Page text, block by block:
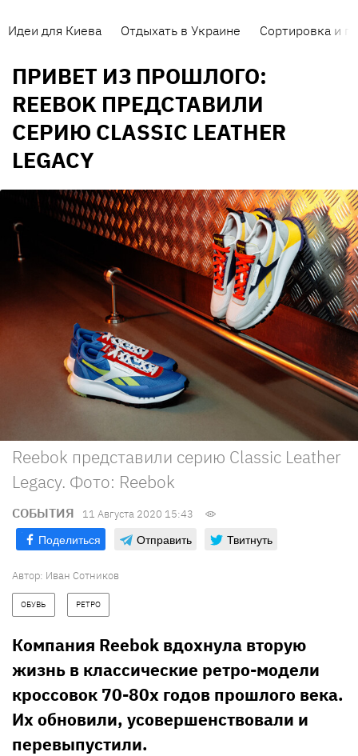
Идеи для Киева Отдыхать в Украине Сортировка и
ПРИВЕТ ИЗ ПРОШЛОГО:
REEBOK ПРЕДСТАВИЛИ
СЕРИЮ CLASSIC LEATHER
LEGACY
Reebok представили серию Classic Leather
Legacy. Фото: Reebok
СОБЫТИЯ 11 Августа 2020 15:43
Поделиться Отправить Твитнуть
Автор: Иван Сотников
ОБУВЬ РЕТРО
Компания Reebok вдохнула вторую
жизнь в классические ретро-модели
кроссовок 70-80х годов прошлого века.
Их обновили, усовершенствовали и
перевыпустили.